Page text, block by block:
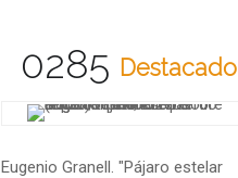
0285 Destacado
Eugenio Granell. "Pájaro estelar